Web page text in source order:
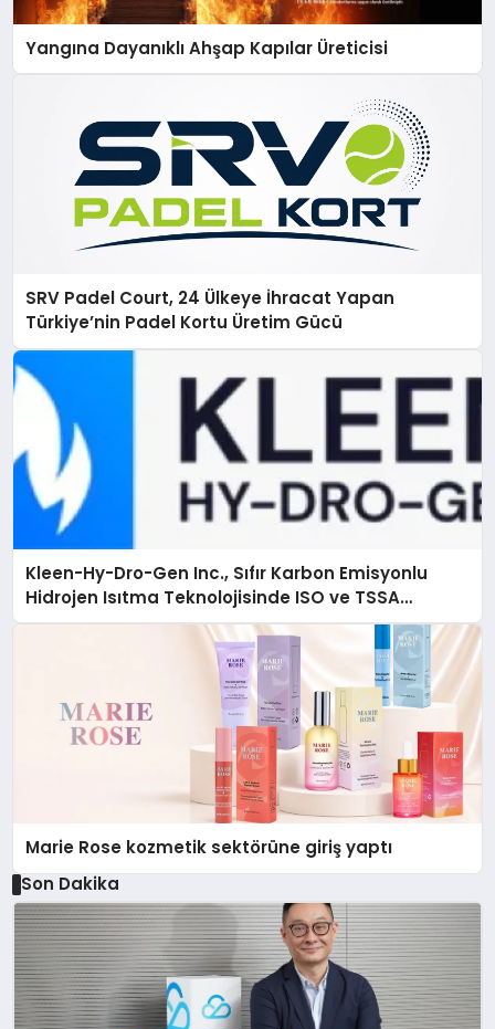
Yangına Dayanıklı Ahşap Kapılar Üreticisi
SRV Padel Court, 24 Ülkeye İhracat Yapan
Türkiye’nin Padel Kortu Üretim Gücü
Kleen-Hy-Dro-Gen Inc., Sıfır Karbon Emisyonlu
Hidrojen Isıtma Teknolojisinde ISO ve TSSA
Düzenleyici Onaylarını Aldı
Marie Rose kozmetik sektörüne giriş yaptı
Son Dakika